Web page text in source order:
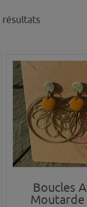
résultatsTrié
récent
plus
ancien
Boucles
Moutarde